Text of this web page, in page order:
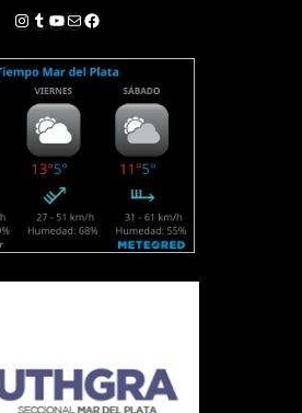
Instagram
Tumblr
YouTube
Correo electrónico
Facebook